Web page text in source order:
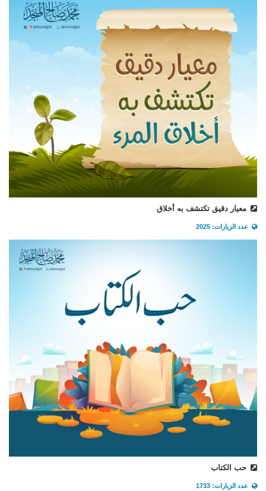
معيار دقيق تكتشف به أخلاق
عدد الزيارات: 2025
حب الكتاب
عدد الزيارات: 1733